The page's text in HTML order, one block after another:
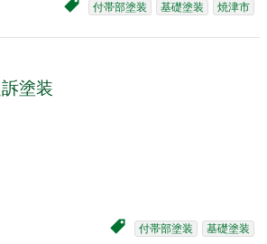
付帯部塗装 基礎塗装 焼津市
塗装
付帯部塗装 基礎塗装